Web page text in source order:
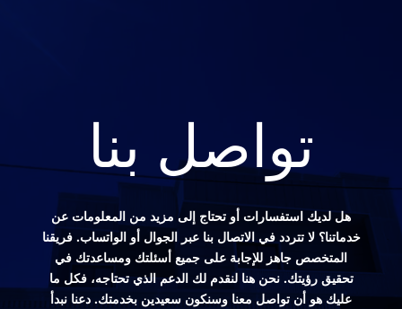
تواصل بنا
هل لديك استفسارات أو تحتاج إلى مزيد من المعلومات عن
خدماتنا؟ لا تتردد في الاتصال بنا عبر الجوال أو الواتساب. فريقنا
المتخصص جاهز للإجابة على جميع أسئلتك ومساعدتك في
تحقيق رؤيتك. نحن هنا لنقدم لك الدعم الذي تحتاجه، فكل ما
عليك هو أن تواصل معنا وسنكون سعيدين بخدمتك. دعنا نبدأ